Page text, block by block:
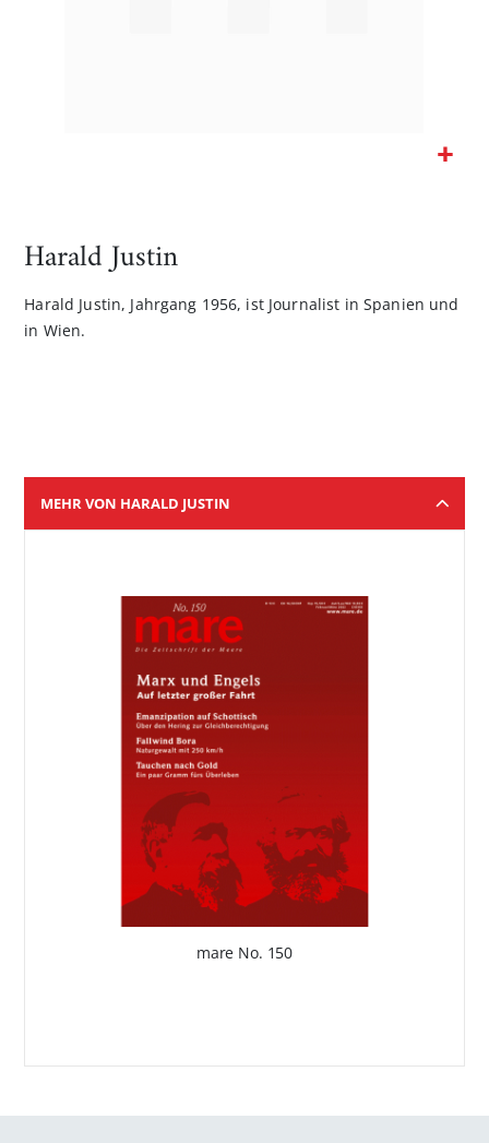
Bildgalerie
Harald Justin
Harald Justin, Jahrgang 1956, ist Journalist in Spanien und
in Wien.
MEHR VON HARALD JUSTIN
mare No. 150